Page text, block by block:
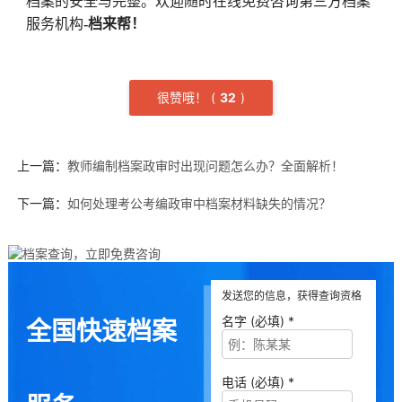
服务机构-档来帮！
很赞哦！ ( 32 )
上一篇： 教师编制档案政审时出现问题怎么办？全面解析！
下一篇： 如何处理考公考编政审中档案材料缺失的情况？
全国快速档案
发送您的信息，获得查询资格
名字 (必填) *
电话 (必填) *